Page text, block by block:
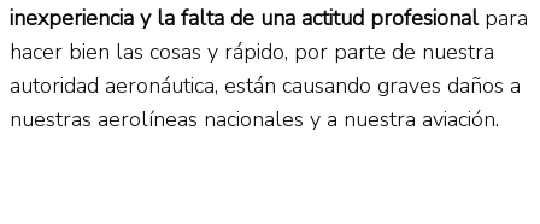
inexperiencia y la falta de una actitud profesional para
hacer bien las cosas y rápido, por parte de nuestra
autoridad aeronáutica, están causando graves daños a
nuestras aerolíneas nacionales y a nuestra aviación.